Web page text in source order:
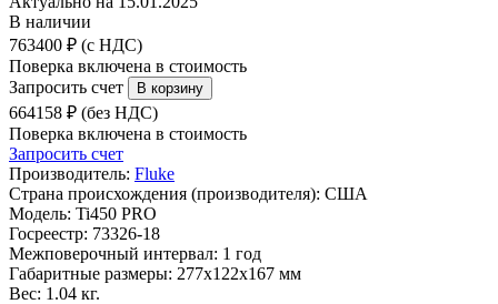
В наличии
763400 ₽ (с НДС)
Поверка включена в стоимость
Запросить счет
664158 ₽ (без НДС)
Поверка включена в стоимость
Запросить счет
Производитель: Fluke
Страна происхождения (производителя): США
Модель: Ti450 PRO
Госреестр: 73326-18
Межповерочный интервал: 1 год
Габаритные размеры: 277x122x167 мм
Вес: 1.04 кг.